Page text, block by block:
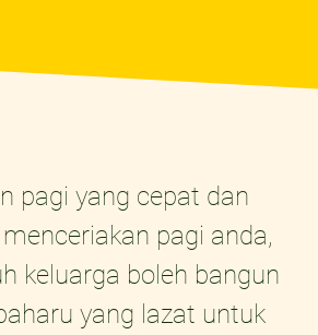
pagi yang cepat dan
pagi anda,
keluarga boleh bangun
yang lazat untuk